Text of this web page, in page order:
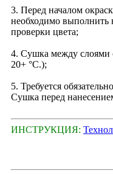
3. Перед началом
необходимо выполнить
проверки цвета;
4. Сушка между слоями
20+ °С.);
5. Требуется
Сушка перед
ИНСТРУКЦИЯ: